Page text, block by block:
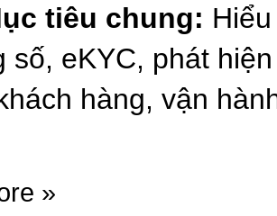
tiêu chung:
số, eKYC, phát
hàng, vận
»